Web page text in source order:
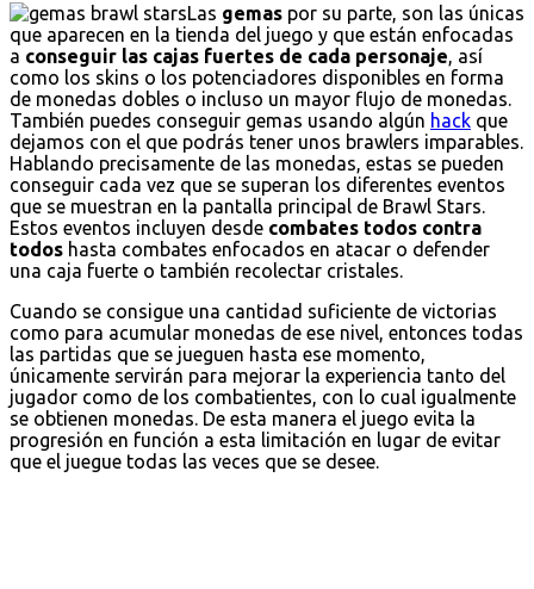
Las gemas por su parte, son las únicas
que aparecen en la tienda del juego y que están enfocadas
a conseguir las cajas fuertes de cada personaje , así
como los skins o los potenciadores disponibles en forma
de monedas dobles o incluso un mayor flujo de monedas.
También puedes conseguir gemas usando algún hack que
dejamos con el que podrás tener unos brawlers imparables.
Hablando precisamente de las monedas, estas se pueden
conseguir cada vez que se superan los diferentes eventos
que se muestran en la pantalla principal de Brawl Stars.
Estos eventos incluyen desde combates todos contra
todos hasta combates enfocados en atacar o defender
una caja fuerte o también recolectar cristales.
Cuando se consigue una cantidad suficiente de victorias
como para acumular monedas de ese nivel, entonces todas
las partidas que se jueguen hasta ese momento,
únicamente servirán para mejorar la experiencia tanto del
jugador como de los combatientes, con lo cual igualmente
se obtienen monedas. De esta manera el juego evita la
progresión en función a esta limitación en lugar de evitar
que el juegue todas las veces que se desee.